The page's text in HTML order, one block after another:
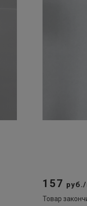
157
Товар